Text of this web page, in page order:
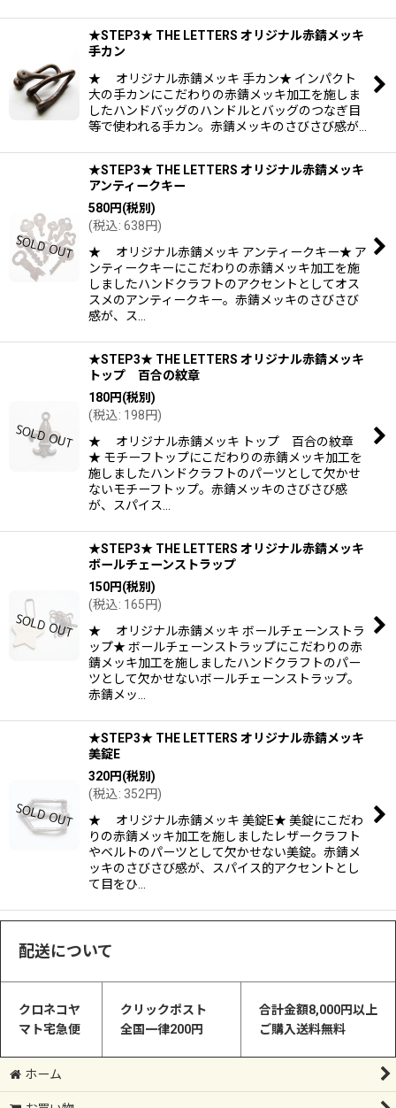
★STEP3★ THE LETTERS オリジナル赤錆メッキ
手カン
★ オリジナル赤錆メッキ 手カン★ インパクト
大の手カンにこだわりの赤錆メッキ加工を施しま
したハンドバッグのハンドルとバッグのつなぎ目
等で使われる手カン。赤錆メッキのさびさび感が…
★STEP3★ THE LETTERS オリジナル赤錆メッキ
アンティークキー
580円(税別)
(税込: 638円)
★ オリジナル赤錆メッキ アンティークキー★ ア
ンティークキーにこだわりの赤錆メッキ加工を施
しましたハンドクラフトのアクセントとしてオス
スメのアンティークキー。赤錆メッキのさびさび
感が、ス…
★STEP3★ THE LETTERS オリジナル赤錆メッキ
トップ 百合の紋章
180円(税別)
(税込: 198円)
★ オリジナル赤錆メッキ トップ 百合の紋章
★ モチーフトップにこだわりの赤錆メッキ加工を
施しましたハンドクラフトのパーツとして欠かせ
ないモチーフトップ。赤錆メッキのさびさび感
が、スパイス…
★STEP3★ THE LETTERS オリジナル赤錆メッキ
ボールチェーンストラップ
150円(税別)
(税込: 165円)
★ オリジナル赤錆メッキ ボールチェーンストラ
ップ★ ボールチェーンストラップにこだわりの赤
錆メッキ加工を施しましたハンドクラフトのパー
ツとして欠かせないボールチェーンストラップ。
赤錆メッ…
★STEP3★ THE LETTERS オリジナル赤錆メッキ
美錠E
320円(税別)
(税込: 352円)
★ オリジナル赤錆メッキ 美錠E★ 美錠にこだわ
りの赤錆メッキ加工を施しましたレザークラフト
やベルトのパーツとして欠かせない美錠。赤錆メ
ッキのさびさび感が、スパイス的アクセントとし
て目をひ…
配送について
クロネコヤ
マト宅急便
クリックポスト
全国一律200円
合計金額8,000円以上
ご購入送料無料
ホーム